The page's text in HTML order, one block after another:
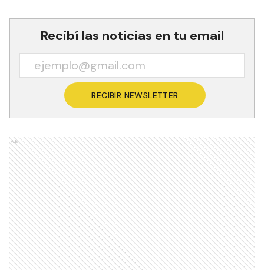
Recibí las noticias en tu email
RECIBIR NEWSLETTER
Ads